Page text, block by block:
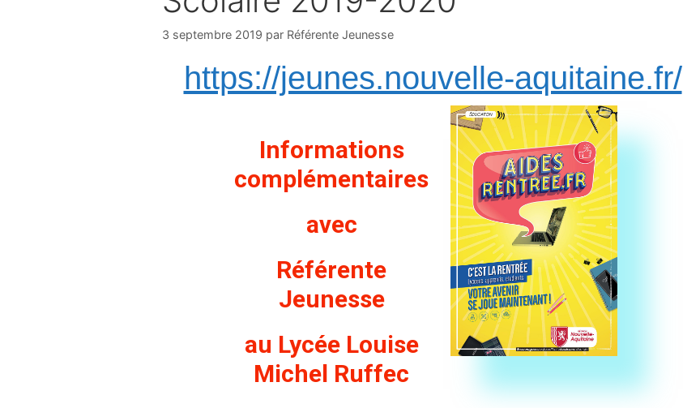
3 septembre 2019 par Référente Jeunesse
https://jeunes.nouvelle-aquitaine.fr/
Informations
complémentaires
avec
Référente
Jeunesse
au Lycée Louise
Michel Ruffec